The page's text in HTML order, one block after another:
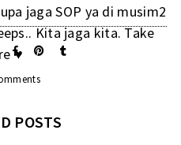
jaga SOP ya di musim2
Kita jaga kita. Take
♥️
POSTS